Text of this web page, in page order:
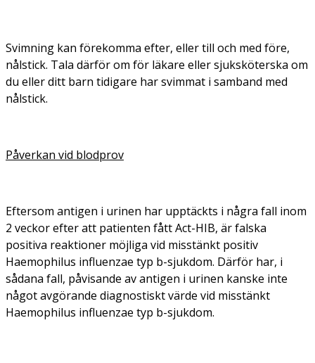
Svimning kan förekomma efter, eller till och med före,
nålstick. Tala därför om för läkare eller sjuksköterska om
du eller ditt barn tidigare har svimmat i samband med
nålstick.
Påverkan vid blodprov
Eftersom antigen i urinen har upptäckts i några fall inom
2 veckor efter att patienten fått Act-HIB, är falska
positiva reaktioner möjliga vid misstänkt positiv
Haemophilus influenzae typ b-sjukdom. Därför har, i
sådana fall, påvisande av antigen i urinen kanske inte
något avgörande diagnostiskt värde vid misstänkt
Haemophilus influenzae typ b-sjukdom.